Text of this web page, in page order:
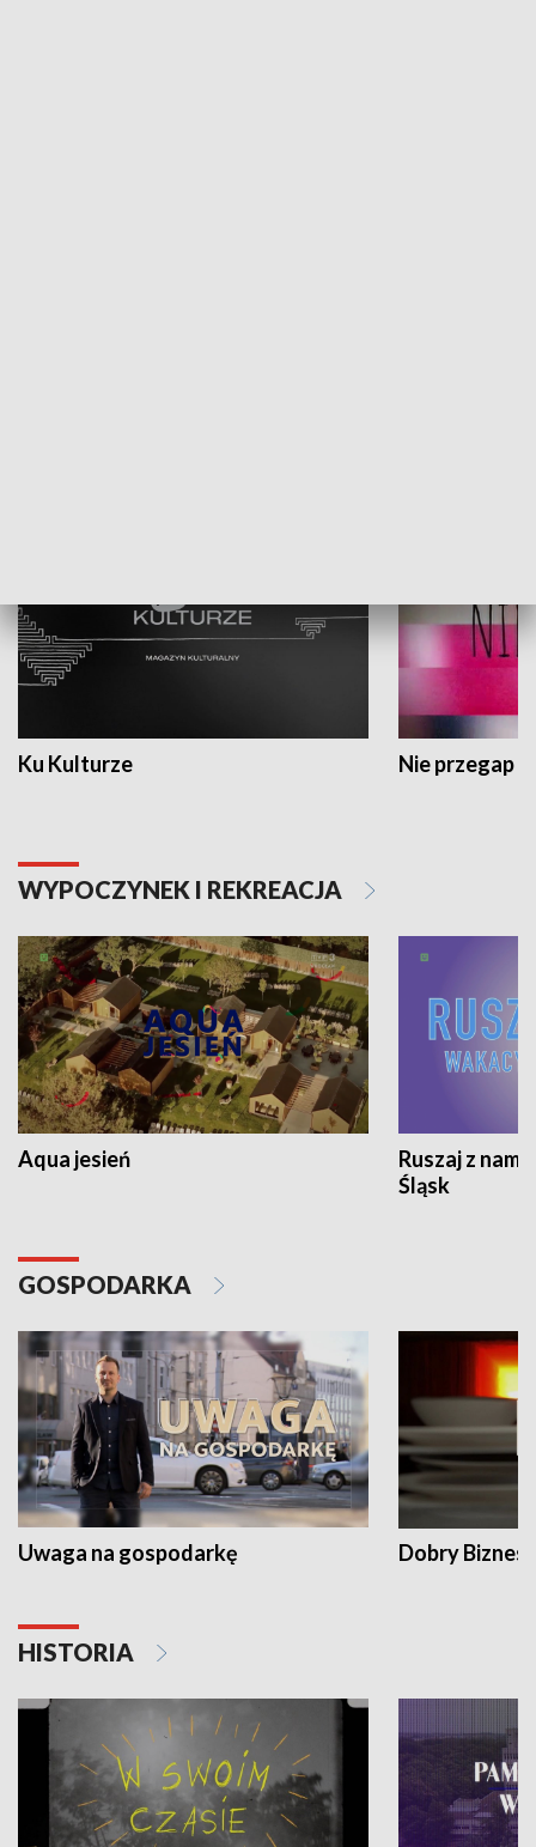
Ku Kulturze Nie przegap
WYPOCZYNEK I REKREACJA
Aqua jesień
Ruszaj z
Śląsk
GOSPODARKA
Uwaga na gospodarkę Dobry Biznes
HISTORIA